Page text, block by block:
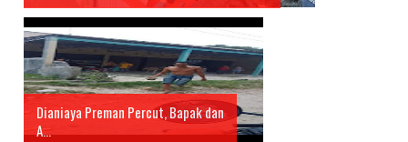
Dianiaya Preman Percut, Bapak dan
A...